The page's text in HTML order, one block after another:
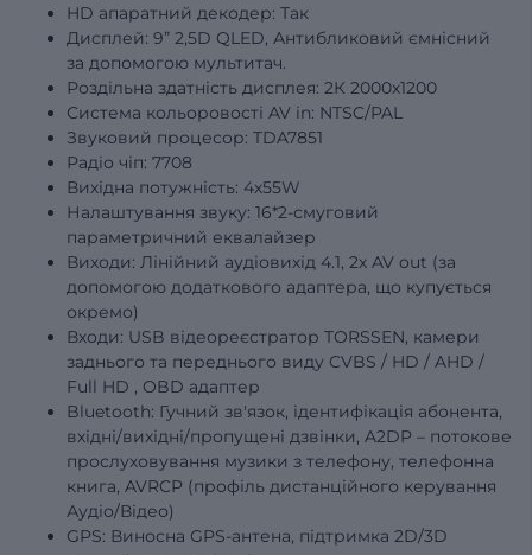
HD апаратний декодер: Так
Дисплей: 9” 2,5D QLED, Антибликовий ємнісний
за допомогою мультитач.
Роздільна здатність дисплея: 2К 2000х1200
Система кольоровості AV in: NTSC/PAL
Звуковий процесор: TDA7851
Радіо чіп: 7708
Вихідна потужність: 4х55W
Налаштування звуку: 16*2-смуговий
параметричний еквалайзер
Виходи: Лінійний аудіовихід 4.1, 2x AV out (за
допомогою додаткового адаптера, що купується
окремо)
Входи: USB відеореєстратор TORSSEN, камери
заднього та переднього виду CVBS / HD / AHD /
Full HD , OBD адаптер
Bluetooth: Гучний зв'язок, ідентифікація абонента,
вхідні/вихідні/пропущені дзвінки, A2DP – потокове
прослуховування музики з телефону, телефонна
книга, AVRCP (профіль дистанційного керування
Аудіо/Відео)
GPS: Виносна GPS-антена, підтримка 2D/3D